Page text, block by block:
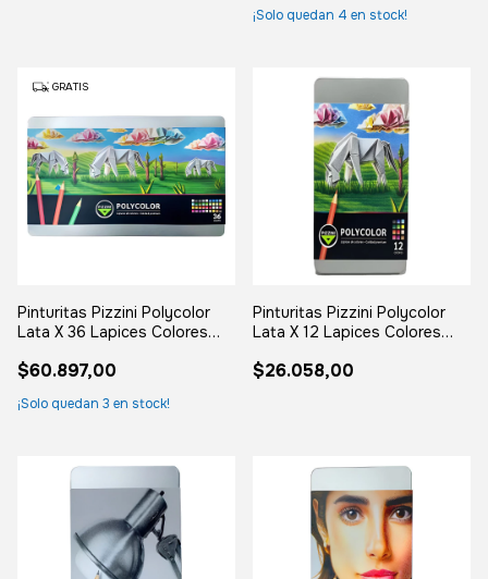
¡Solo quedan 4 en stock!
GRATIS
Pinturitas Pizzini Polycolor
Lata X 36 Lapices Colores
$60.897,00
¡Solo quedan 3 en stock!
Pinturitas Pizzini Polycolor
Lata X 12 Lapices Colores
Surtidos
$26.058,00